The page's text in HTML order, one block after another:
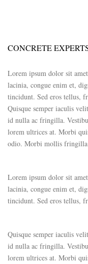
CONCRETE
Lorem ipsum dolor sit
lacinia, congue enim et,
tincidunt. Sed eros tellus,
Quisque semper iaculis
id nulla ac fringilla.
lorem ultrices at. Morbi
odio. Morbi mollis fringilla
Lorem ipsum dolor sit
lacinia, congue enim et,
tincidunt. Sed eros tellus,
Quisque semper iaculis
id nulla ac fringilla.
lorem ultrices at. Morbi